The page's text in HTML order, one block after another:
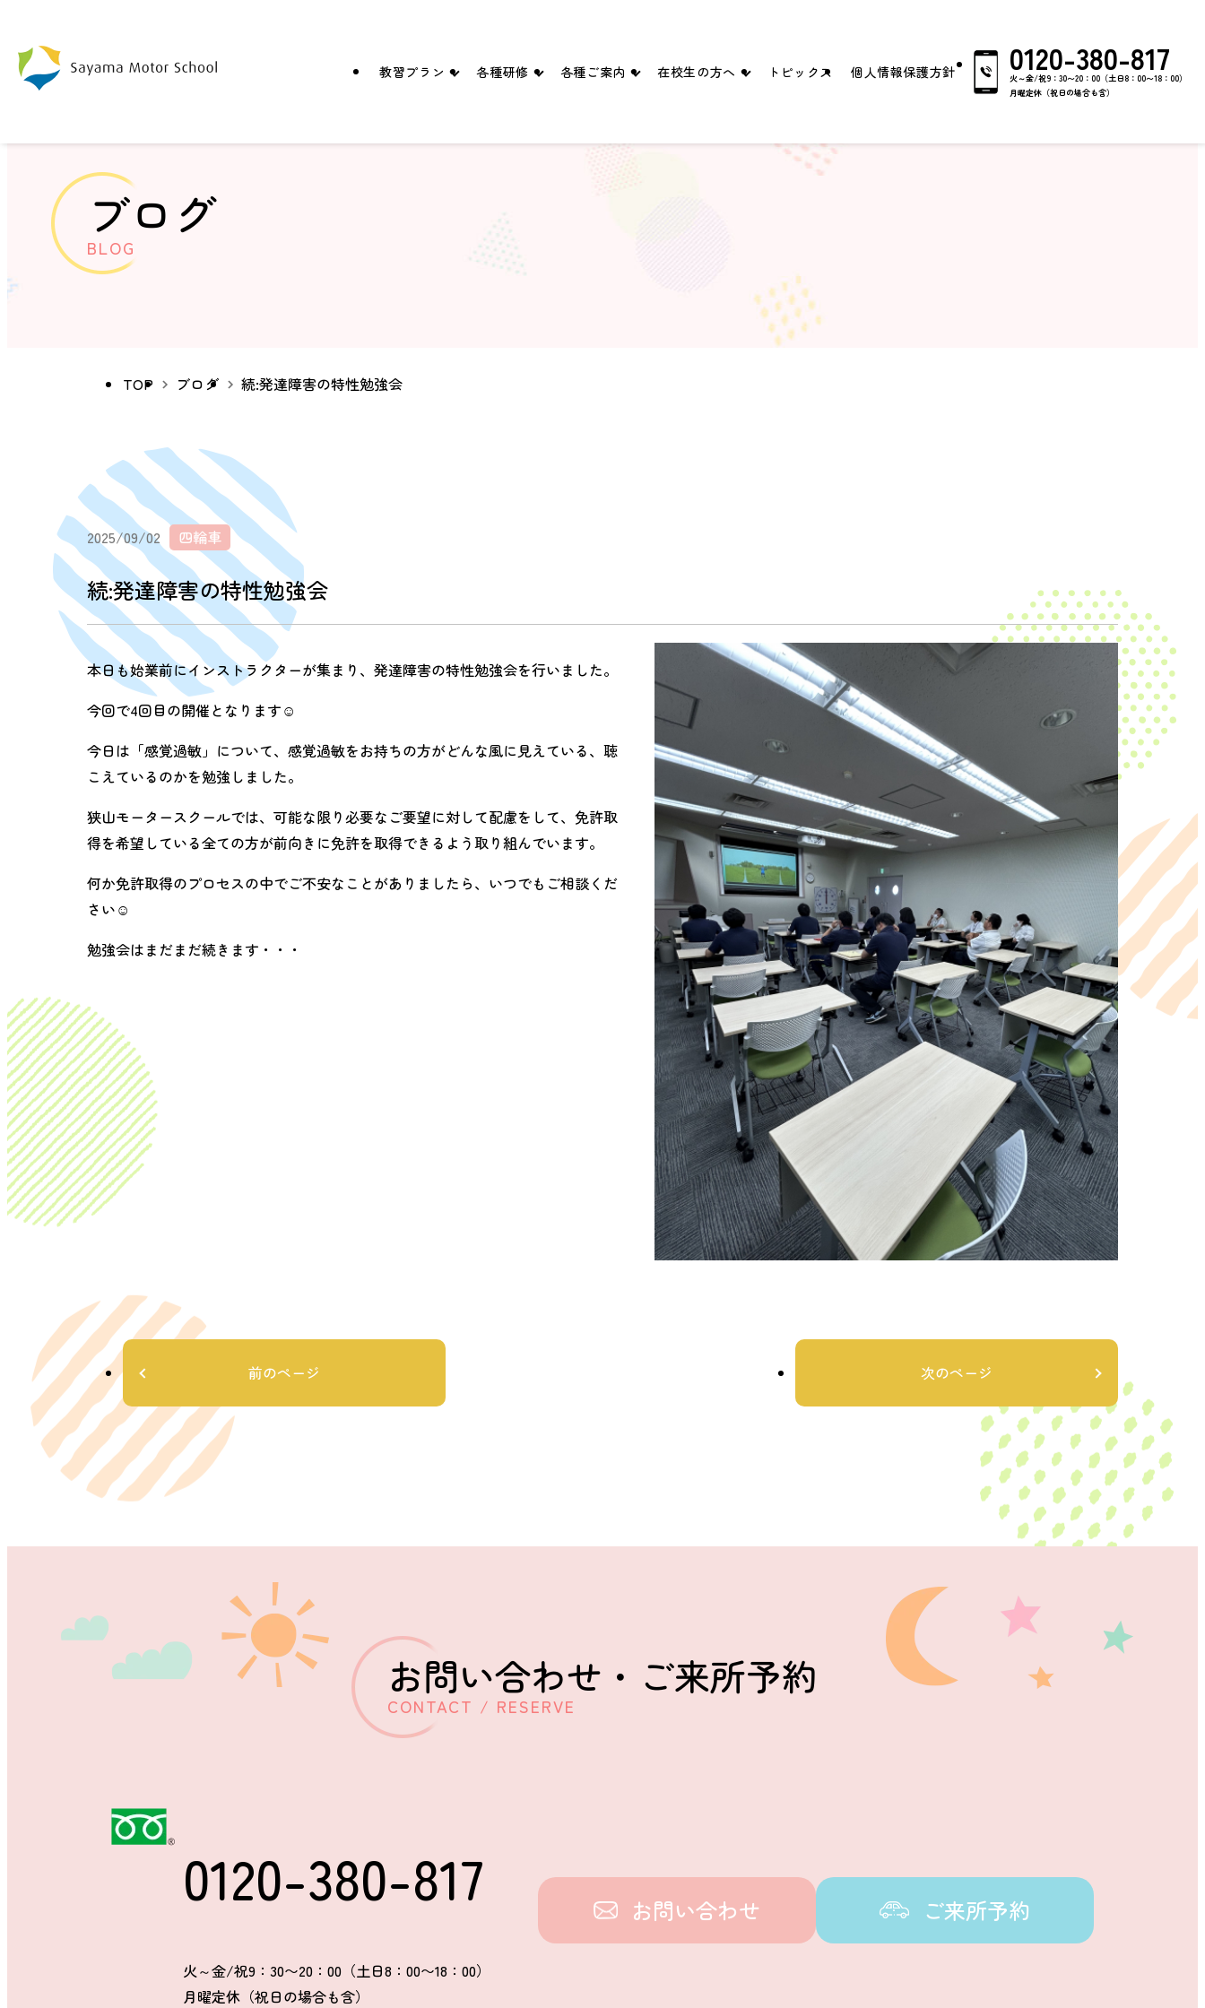
教習プラン 各種研修
シニア向け講習・講座
各種ご案内
スタッフ紹介
在校生の方へ トピックス 個人情報保護方針 0120-380-817
火～金/祝9：30〜20：00（土日8：00〜18：00）
月曜定休（祝日の場合も含）
ブログ
BLOG
TOP ブログ 続:発達障害の特性勉強会
2025/09/02 四輪車
続:発達障害の特性勉強会
本日も始業前にインストラクターが集まり、発達障害の特性勉強会を行いました。
今回で4回目の開催となります☺︎
今日は「感覚過敏」について、感覚過敏をお持ちの方がどんな風に見えている、聴
こえているのかを勉強しました。
狭山モータースクールでは、可能な限り必要なご要望に対して配慮をして、免許取
得を希望している全ての方が前向きに免許を取得できるよう取り組んでいます。
何か免許取得のプロセスの中でご不安なことがありましたら、いつでもご相談くだ
さい☺︎
勉強会はまだまだ続きます・・・
前のページ 次のページ
お問い合わせ・ ご来所予約
CONTACT / RESERVE
0120-380-817
火～金/祝9：30〜20：00（土日8：00〜18：00）
月曜定休（祝日の場合も含）
お問い合わせ ご来所予約